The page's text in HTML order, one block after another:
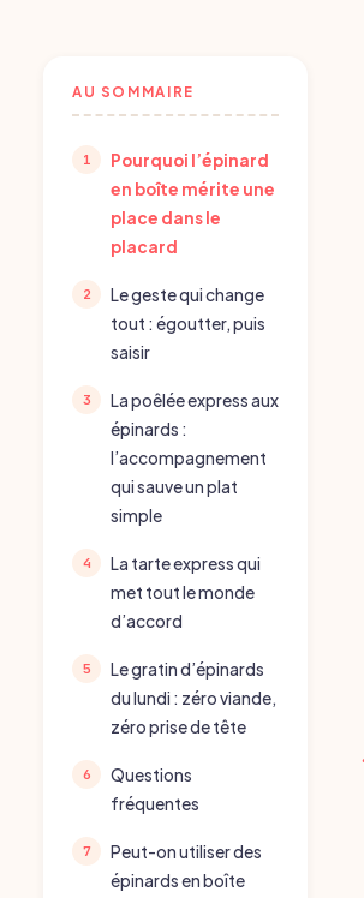
AU SOMMAIRE
Pourquoi l’épinard
en boîte mérite une
place dans le
placard
Le geste qui change
tout : égoutter, puis
saisir
La poêlée express aux
épinards :
l’accompagnement
qui sauve un plat
simple
La tarte express qui
met tout le monde
d’accord
Le gratin d’épinards
du lundi : zéro viande,
zéro prise de tête
Questions
fréquentes
Peut-on utiliser des
épinards en boîte